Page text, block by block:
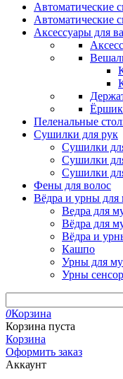
Автоматические
Автоматические
Аксессуары для
Пеленальные
Сушилки для рук
Сушилки
Сушилки
Сушилки
Фены для волос
Вёдра и урны для
Ведра для
Вёдра для
Вёдра и
Кашпо
Урны для
Урны
0Корзина
Корзина пуста
Корзина
Оформить заказ
Аккаунт